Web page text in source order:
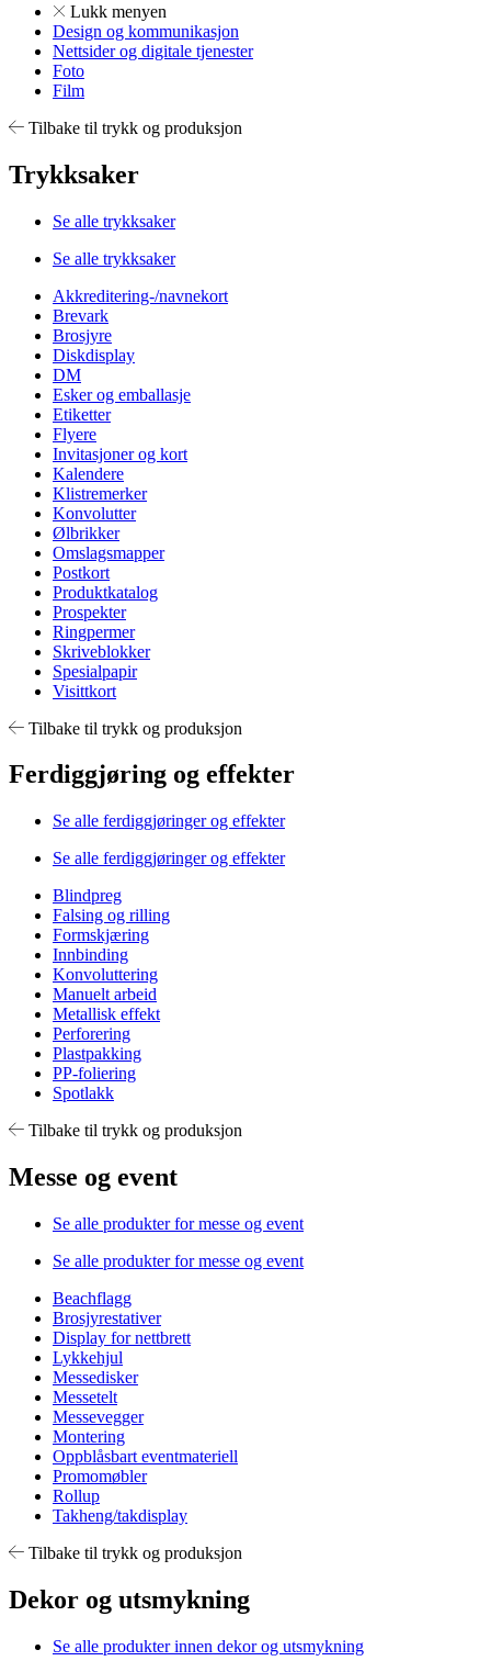
Lukk menyen
Design og kommunikasjon
Nettsider og digitale tjenester
Foto
Film
Tilbake til trykk og produksjon
Trykksaker
Se alle trykksaker
Se alle trykksaker
Akkreditering-/navnekort
Brevark
Brosjyre
Diskdisplay
DM
Esker og emballasje
Etiketter
Flyere
Invitasjoner og kort
Kalendere
Klistremerker
Konvolutter
Ølbrikker
Omslagsmapper
Postkort
Produktkatalog
Prospekter
Ringpermer
Skriveblokker
Spesialpapir
Visittkort
Tilbake til trykk og produksjon
Ferdiggjøring og effekter
Se alle ferdiggjøringer og effekter
Se alle ferdiggjøringer og effekter
Blindpreg
Falsing og rilling
Formskjæring
Innbinding
Konvoluttering
Manuelt arbeid
Metallisk effekt
Perforering
Plastpakking
PP-foliering
Spotlakk
Tilbake til trykk og produksjon
Messe og event
Se alle produkter for messe og event
Se alle produkter for messe og event
Beachflagg
Brosjyrestativer
Display for nettbrett
Lykkehjul
Messedisker
Messetelt
Messevegger
Montering
Oppblåsbart eventmateriell
Promomøbler
Rollup
Takheng/takdisplay
Tilbake til trykk og produksjon
Dekor og utsmykning
Se alle produkter innen dekor og utsmykning